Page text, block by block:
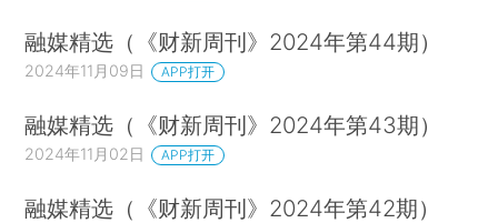
融媒精选（《财新周刊》2024年第44期）
2024年11月09日 APP打开
融媒精选（《财新周刊》2024年第43期）
2024年11月02日 APP打开
融媒精选（《财新周刊》2024年第42期）